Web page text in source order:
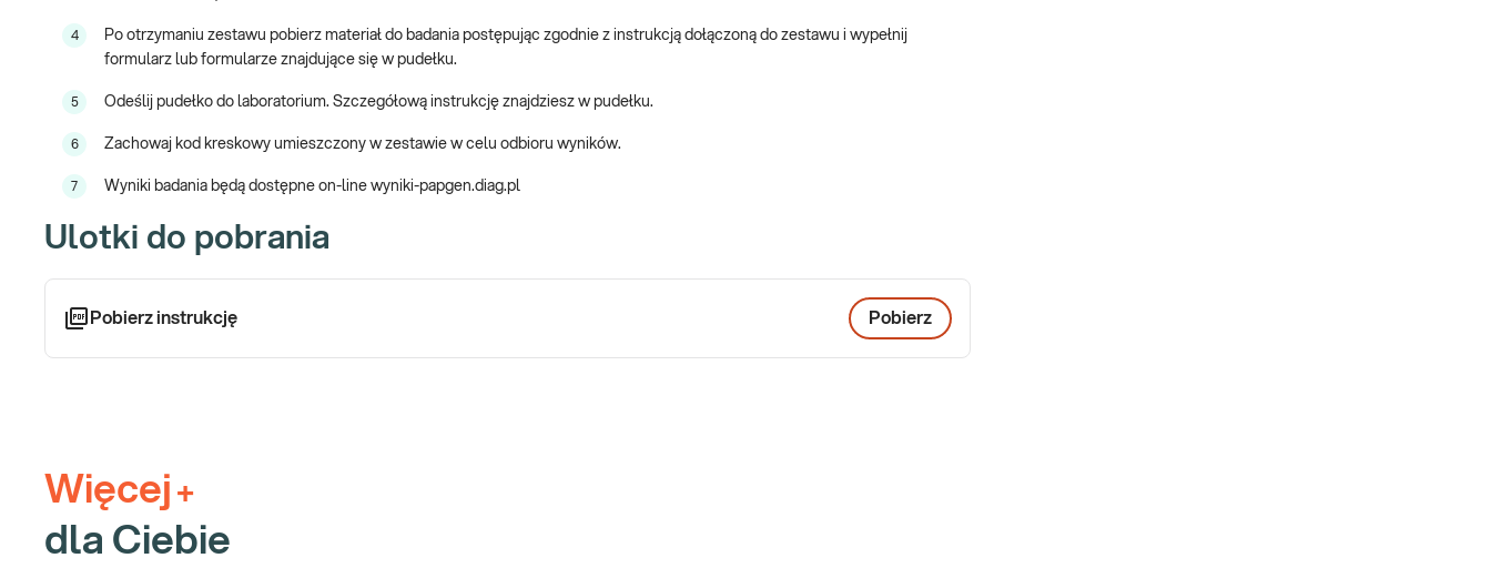
4
Po otrzymaniu zestawu pobierz materiał do badania postępując zgodnie z instrukcją dołączoną do zestawu i wypełnij
formularz lub formularze znajdujące się w pudełku.
5 Odeślij pudełko do laboratorium. Szczegółową instrukcję znajdziesz w pudełku.
6 Zachowaj kod kreskowy umieszczony w zestawie w celu odbioru wyników.
7 Wyniki badania będą dostępne on-line wyniki-papgen.diag.pl
Ulotki do pobrania
Pobierz instrukcję Pobierz
Więcej +
dla Ciebie